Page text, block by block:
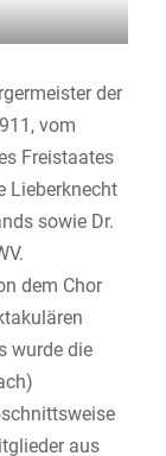
der
vom
Freistaates
Lieberknecht
sowie Dr.
dem Chor
wurde die
aus